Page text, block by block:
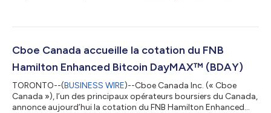
Les actions ordinaires de la société sont désormais négociables
plateforme d'IA conçue pour transformer des données
Cboe Canada accueille la cotation du FNB
Hamilton Enhanced Bitcoin DayMAX™ (BDAY)
TORONTO--(BUSINESS WIRE)--Cboe Canada Inc. (« Cboe
Canada »), l’un des principaux opérateurs boursiers du Canada,
annonce aujourd’hui la cotation du FNB Hamilton Enhanced